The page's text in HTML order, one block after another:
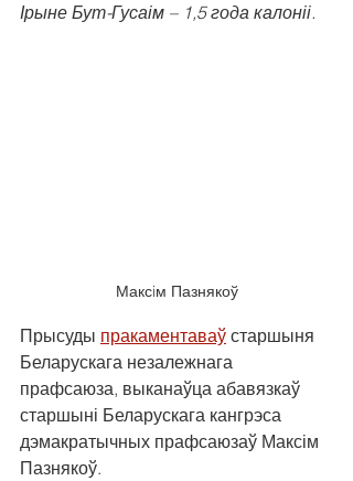
Ірыне Бут-Гусаім – 1,5 года калоніі.
Максiм Пазнякоў
Прысуды пракаментаваў старшыня
Беларускага незалежнага
прафсаюза, выканаўца абавязкаў
старшыні Беларускага кангрэса
дэмакратычных прафсаюзаў Максім
Пазнякоў.